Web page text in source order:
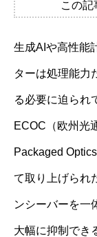
この記
生成AIや高性能
ターは処理能力
る必要に迫られ
ECOC（欧州光
Packaged
て取り上げられ
ンシーバーを一
大幅に抑制でき